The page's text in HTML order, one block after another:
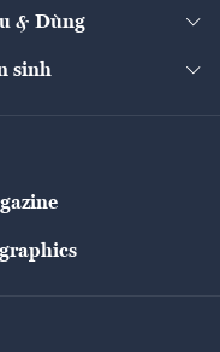
trường
sản
& Dùng
trí
sinh